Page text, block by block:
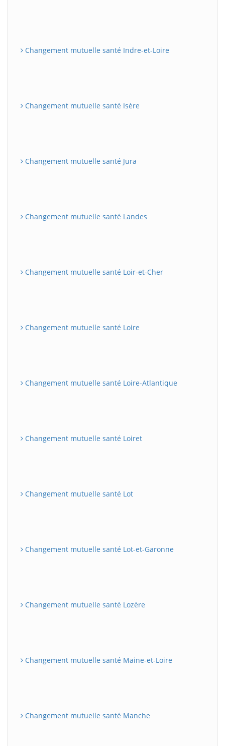
Changement mutuelle santé Indre-et-Loire
Changement mutuelle santé Isère
Changement mutuelle santé Jura
Changement mutuelle santé Landes
Changement mutuelle santé Loir-et-Cher
Changement mutuelle santé Loire
Changement mutuelle santé Loire-Atlantique
Changement mutuelle santé Loiret
Changement mutuelle santé Lot
Changement mutuelle santé Lot-et-Garonne
Changement mutuelle santé Lozère
Changement mutuelle santé Maine-et-Loire
Changement mutuelle santé Manche